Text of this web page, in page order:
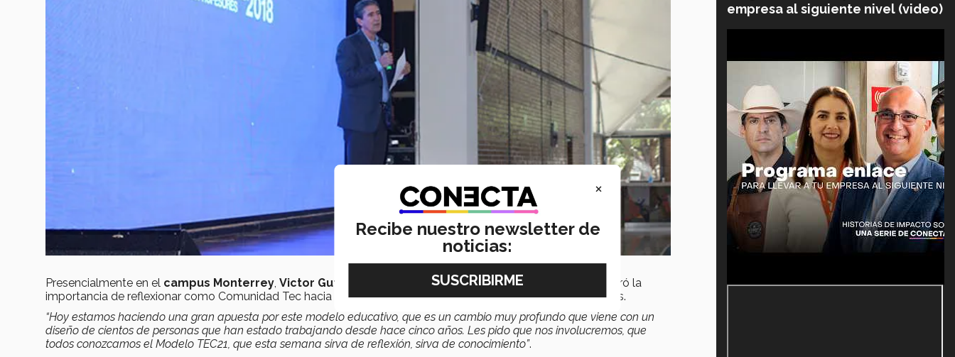
Presencialmente en el campus Monterrey, Victor Gutiérrez Aladro, vicepresidente Región Norte
, reiteró la
importancia de reflexionar como Comunidad Tec hacia dónde se quiere llegar con los nuevos retos educativos.
“Hoy estamos haciendo una gran apuesta por este modelo educativo, que es un cambio muy profundo que viene con un
diseño de cientos de personas que han estado trabajando desde hace cinco años. Les pido que nos involucremos, que
todos conozcamos el Modelo TEC21, que esta semana sirva de reflexión, sirva de conocimiento”.
empresa al siguiente nivel (video)
×
Recibe nuestro newsletter de
noticias: